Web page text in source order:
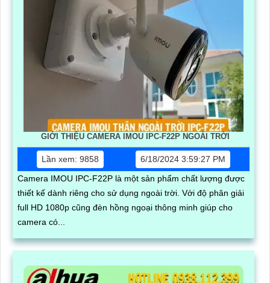
GIỚI THIỆU CAMERA IMOU IPC-F22P NGOÀI TRỜI
Lần xem: 9858
6/18/2024 3:59:27 PM
Camera IMOU IPC-F22P là một sản phẩm chất lượng được
thiết kế dành riêng cho sử dụng ngoài trời. Với độ phân giải
full HD 1080p cũng đèn hồng ngoại thông minh giúp cho
camera có...